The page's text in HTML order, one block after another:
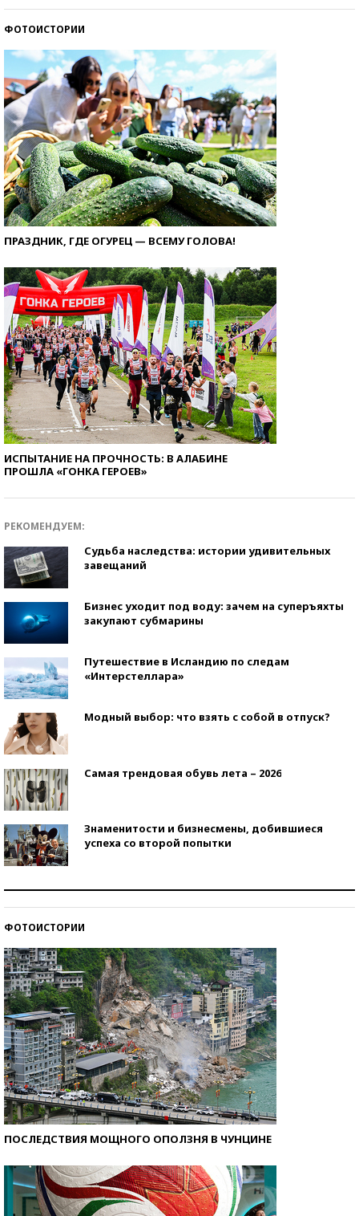
ФОТОИСТОРИИ
ПРАЗДНИК, ГДЕ ОГУРЕЦ — ВСЕМУ ГОЛОВА!
ИСПЫТАНИЕ НА ПРОЧНОСТЬ: В АЛАБИНЕ
ПРОШЛА «ГОНКА ГЕРОЕВ»
РЕКОМЕНДУЕМ:
Судьба наследства: истории удивительных
завещаний
Бизнес уходит под воду: зачем на суперъяхты
закупают субмарины
Путешествие в Исландию по следам
«Интерстеллара»
Модный выбор: что взять с собой в отпуск?
Самая трендовая обувь лета – 2026
Знаменитости и бизнесмены, добившиеся
успеха со второй попытки
ФОТОИСТОРИИ
ПОСЛЕДСТВИЯ МОЩНОГО ОПОЛЗНЯ В ЧУНЦИНЕ